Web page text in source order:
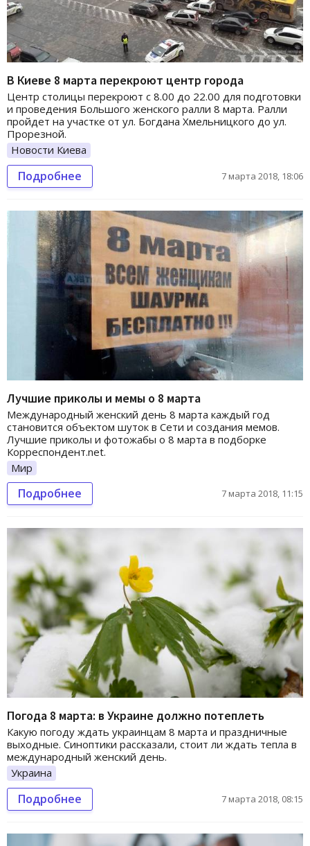
В Киеве 8 марта перекроют центр города
Центр столицы перекроют с 8.00 до 22.00 для подготовки
и проведения Большого женского ралли 8 марта. Ралли
пройдет на участке от ул. Богдана Хмельницкого до ул.
Прорезной.
Новости Киева
Подробнее 7 марта 2018, 18:06
Лучшие приколы и мемы о 8 марта
Международный женский день 8 марта каждый год
становится объектом шуток в Сети и создания мемов.
Лучшие приколы и фотожабы о 8 марта в подборке
Корреспондент.net.
Мир
Подробнее 7 марта 2018, 11:15
Погода 8 марта: в Украине должно потеплеть
Какую погоду ждать украинцам 8 марта и праздничные
выходные. Синоптики рассказали, стоит ли ждать тепла в
международный женский день.
Украина
Подробнее 7 марта 2018, 08:15